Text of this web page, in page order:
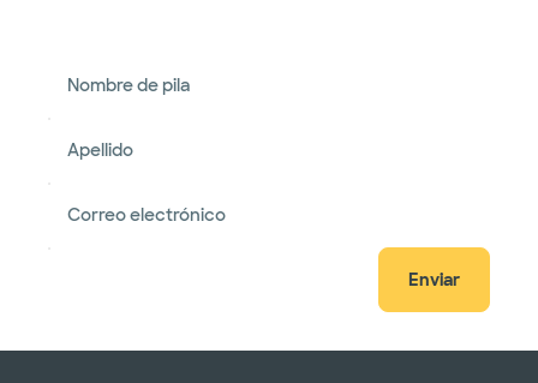
Nombre de pila
Apellido
Correo electrónico
Enviar